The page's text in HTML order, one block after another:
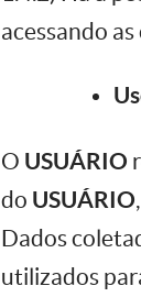
acessando
O USUÁRIO
do USUÁRIO
Dados
utilizados